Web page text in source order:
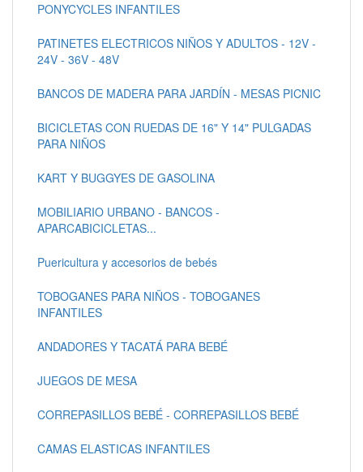
PONYCYCLES INFANTILES
PATINETES ELECTRICOS NIÑOS Y ADULTOS - 12V -
24V - 36V - 48V
BANCOS DE MADERA PARA JARDÍN - MESAS PICNIC
BICICLETAS CON RUEDAS DE 16" Y 14" PULGADAS
PARA NIÑOS
KART Y BUGGYES DE GASOLINA
MOBILIARIO URBANO - BANCOS -
APARCABICICLETAS...
Puericultura y accesorios de bebés
TOBOGANES PARA NIÑOS - TOBOGANES
INFANTILES
ANDADORES Y TACATÁ PARA BEBÉ
JUEGOS DE MESA
CORREPASILLOS BEBÉ - CORREPASILLOS BEBÉ
CAMAS ELASTICAS INFANTILES